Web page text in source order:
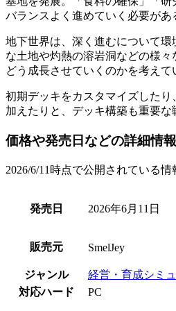
バランスよく進めていく必要があ
地下世界は、深く進むについて環
な土地や灼熱の溶岩洞などの様
どう成長させていくのかを考えて
初期デッキをカスタマイズした
加えたりと、 デッキ構築も重要な
価格や発売日などの詳細情報
2026/6/11時点で公開されている情
発売日 2026年6月11日
販売元 SmelJey
ジャンル
経営・育成シミ
対応ハード
PC